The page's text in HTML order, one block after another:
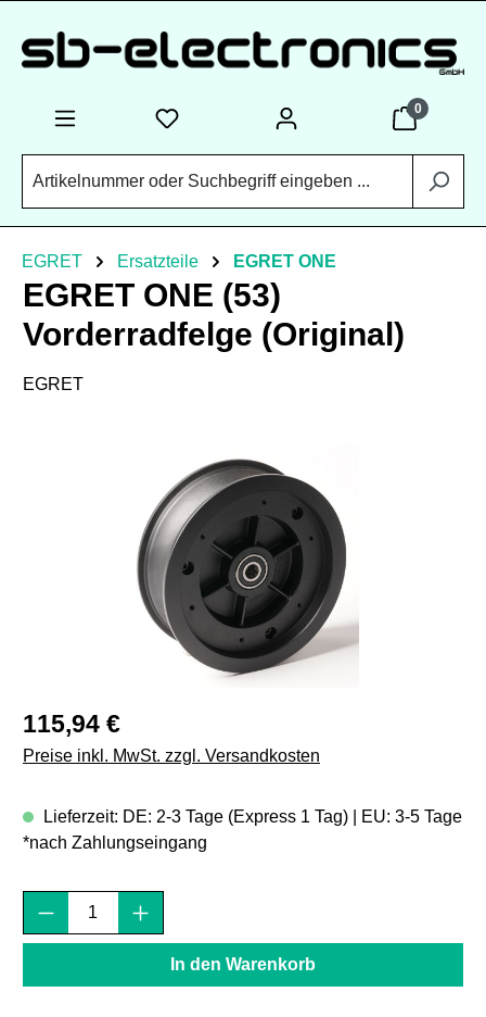
0
EGRET Ersatzteile EGRET ONE
EGRET ONE (53)
Vorderradfelge (Original)
EGRET
Regulärer Preis:
115,94 €
Preise inkl. MwSt. zzgl. Versandkosten
Lieferzeit: DE: 2-3 Tage (Express 1 Tag) | EU: 3-5 Tage
*nach Zahlungseingang
Produkt Anzahl: Gib den gewünschten
In den Warenkorb